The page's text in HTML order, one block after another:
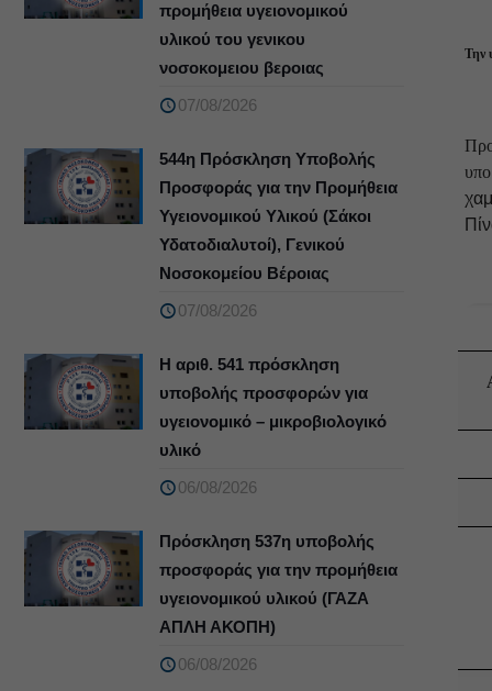
Την
προμήθεια υγειονομικού
υλικού του γενικου
νοσοκομειου βεροιας
07/08/2026
544η Πρόσκληση Υποβολής
Προσφοράς για την Προμήθεια
Υγειονομικού Υλικού (Σάκοι
Υδατοδιαλυτοί), Γενικού
Νοσοκομείου Βέροιας
07/08/2026
Η αριθ. 541 πρόσκληση
υποβολής προσφορών για
υγειονομικό – μικροβιολογικό
υλικό
06/08/2026
Πρόσκληση 537η υποβολής
προσφοράς για την προμήθεια
υγειονομικού υλικού (ΓΑΖΑ
ΑΠΛΗ ΑΚΟΠΗ)
06/08/2026